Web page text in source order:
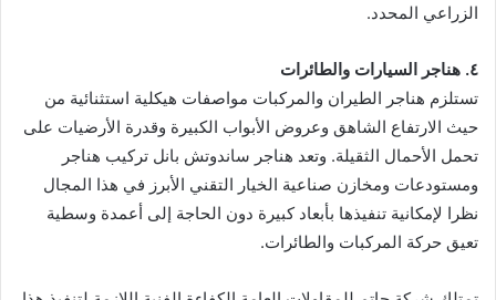
الزراعي المحدد.
٤. هناجر السيارات والطائرات
تستلزم هناجر الطيران والمركبات مواصفات هيكلية استثنائية من
حيث الارتفاع الشاهق وعروض الأبواب الكبيرة وقدرة الأرضيات على
تحمل الأحمال الثقيلة. وتعد هناجر ساندوتش بانل تركيب هناجر
ومستودعات ومخازن صناعية الخيار التقني الأبرز في هذا المجال
نظرا لإمكانية تنفيذها بأبعاد كبيرة دون الحاجة إلى أعمدة وسطية
تعيق حركة المركبات والطائرات.